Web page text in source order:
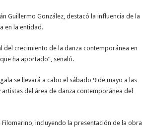
Guillermo González, destacó la influencia de la
en la entidad.
del crecimiento de la danza contemporánea en
ha aportado”, señaló.
se llevará a cabo el sábado 9 de mayo a las
del área de danza contemporánea del
incluyendo la presentación de la obra